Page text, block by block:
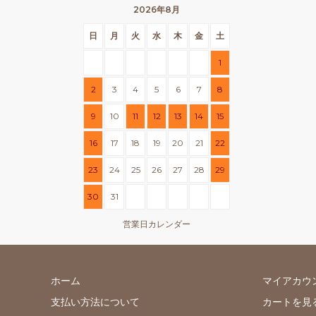
2026年8月
日 月 火 水 木 金 土
1
2 3 4 5 6 7 8
9 10 11 12 13 14 15
16 17 18 19 20 21 22
23 24 25 26 27 28 29
30 31
営業日カレンダー
ホーム
支払い方法について
マイアカウ
カートを見